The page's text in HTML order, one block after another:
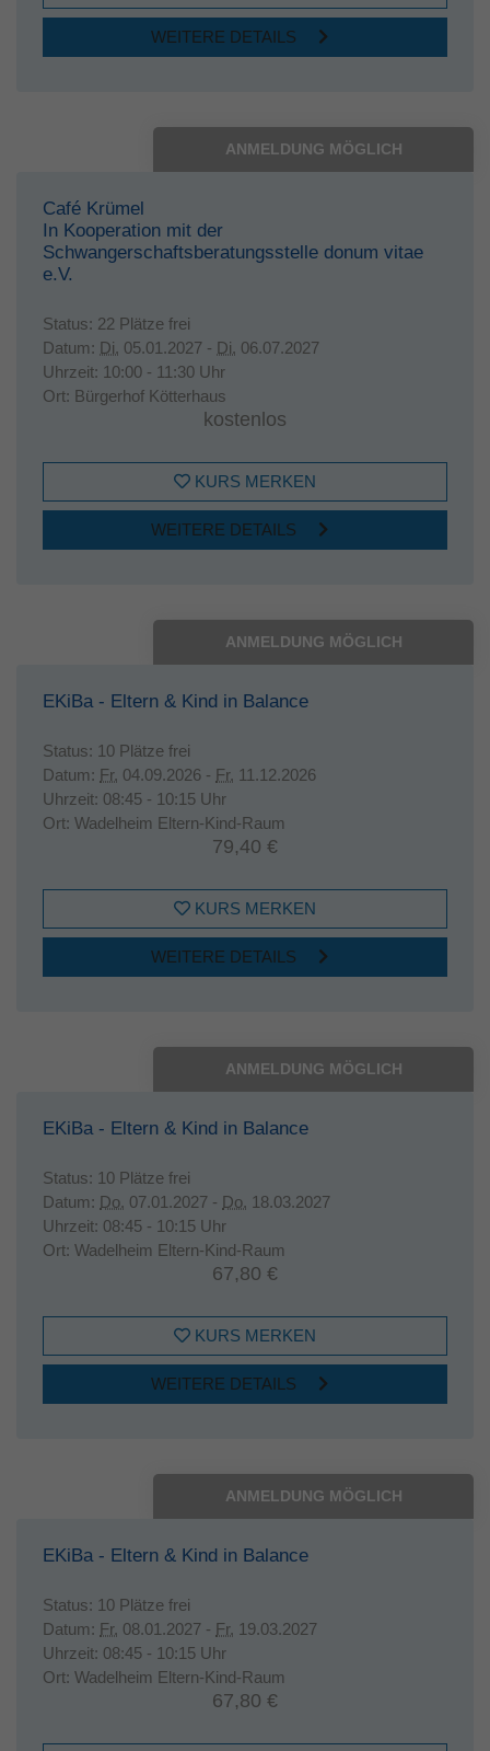
WEITERE DETAILS
ANMELDUNG MÖGLICH
Café Krümel
In Kooperation mit der
Schwangerschaftsberatungsstelle donum vitae
e.V.
Status: 22 Plätze frei
Datum: Di. 05.01.2027 - Di. 06.07.2027
Uhrzeit: 10:00 - 11:30 Uhr
Ort: Bürgerhof Kötterhaus
kostenlos
KURS MERKEN
WEITERE DETAILS
ANMELDUNG MÖGLICH
EKiBa - Eltern & Kind in Balance
Status: 10 Plätze frei
Datum: Fr. 04.09.2026 - Fr. 11.12.2026
Uhrzeit: 08:45 - 10:15 Uhr
Ort: Wadelheim Eltern-Kind-Raum
79,40 €
KURS MERKEN
WEITERE DETAILS
ANMELDUNG MÖGLICH
EKiBa - Eltern & Kind in Balance
Status: 10 Plätze frei
Datum: Do. 07.01.2027 - Do. 18.03.2027
Uhrzeit: 08:45 - 10:15 Uhr
Ort: Wadelheim Eltern-Kind-Raum
67,80 €
KURS MERKEN
WEITERE DETAILS
ANMELDUNG MÖGLICH
EKiBa - Eltern & Kind in Balance
Status: 10 Plätze frei
Datum: Fr. 08.01.2027 - Fr. 19.03.2027
Uhrzeit: 08:45 - 10:15 Uhr
Ort: Wadelheim Eltern-Kind-Raum
67,80 €